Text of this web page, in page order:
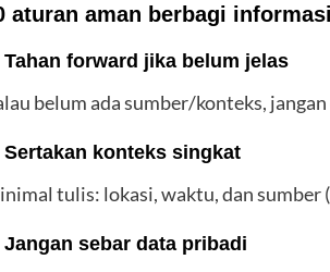
aturan aman berbagi
Tahan forward jika belum jelas
belum ada sumber/konteks,
Sertakan konteks singkat
tulis: lokasi, waktu, dan sumber
Jangan sebar data pribadi